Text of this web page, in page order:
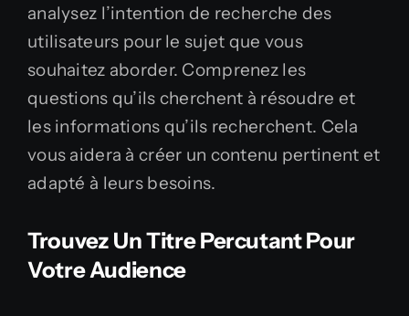
analysez l’intention de recherche des
utilisateurs pour le sujet que vous
souhaitez aborder. Comprenez les
questions qu’ils cherchent à résoudre et
les informations qu’ils recherchent. Cela
vous aidera à créer un contenu pertinent et
adapté à leurs besoins.
Trouvez Un Titre Percutant Pour
Votre Audience